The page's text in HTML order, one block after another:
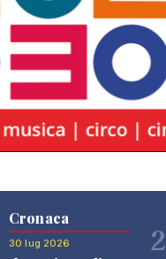
Cronaca
30 lug 2026 2